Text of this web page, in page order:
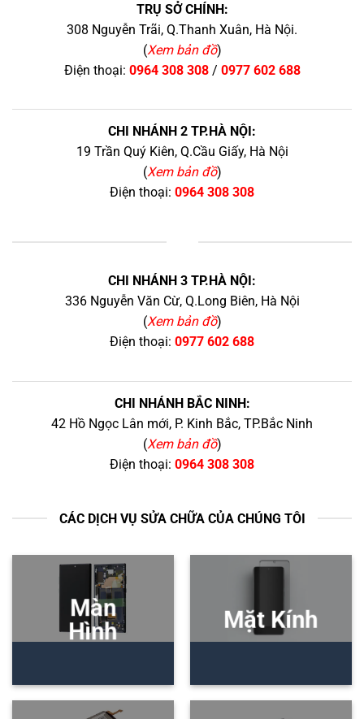
TRỤ SỞ CHÍNH:
308 Nguyễn Trãi, Q.Thanh Xuân, Hà Nội.
(Xem bản đồ)
Điện thoại: 0964 308 308/ 0977 602 688
CHI NHÁNH 2 TP.HÀ NỘI:
19 Trần Quý Kiên, Q.Cầu Giấy, Hà Nội
(Xem bản đồ)
Điện thoại: 0964 308 308
CHI NHÁNH 3 TP.HÀ NỘI:
336 Nguyễn Văn Cừ, Q.Long Biên, Hà Nội
(Xem bản đồ)
Điện thoại: 0977 602 688
CHI NHÁNH BẮC NINH:
42 Hồ Ngọc Lân mới, P. Kinh Bắc, TP.Bắc Ninh
(Xem bản đồ)
Điện thoại: 0964 308 308
CÁC DỊCH VỤ SỬA CHỮA CỦA CHÚNG TÔI
Màn
Hình
Mặt Kính